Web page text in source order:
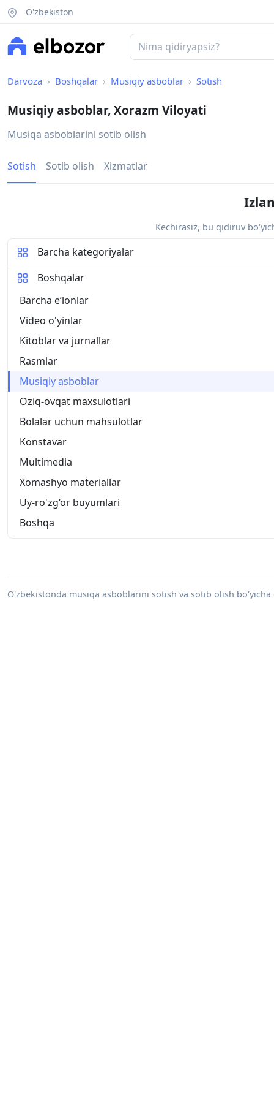
O'zbekiston
Darvoza Boshqalar Musiqiy asboblar Sotish
Musiqiy asboblar, Xorazm Viloyati
Musiqa asboblarini sotib olish
Sotish Sotib olish Xizmatlar
Kechirasiz, bu qidiruv
Barcha kategoriyalar
Boshqalar
Barcha eʼlonlar
Video o'yinlar
Kitoblar va jurnallar
Rasmlar
Musiqiy asboblar
Oziq-ovqat maxsulotlari
Bolalar uchun mahsulotlar
Konstavar
Multimedia
Xomashyo materiallar
Uy-ro'zg‘or buyumlari
Boshqa
O'zbekistonda musiqa asboblarini sotish va sotib olish